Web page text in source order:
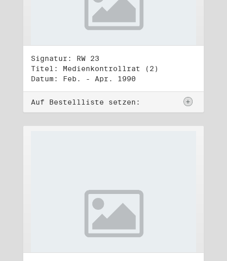
Signatur: RW 23
Titel: Medienkontrollrat (2)
Datum: Feb. - Apr. 1990
Auf Bestellliste setzen: